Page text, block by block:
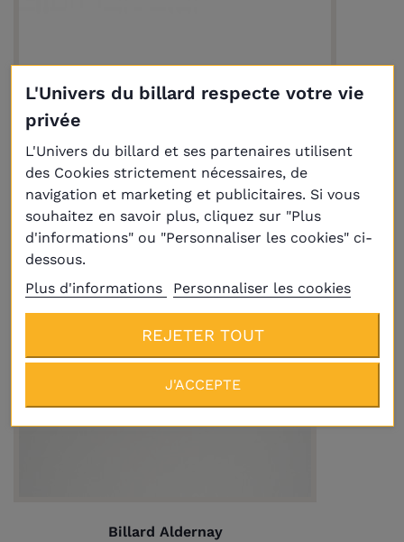
Billard Américain Rasson Modèle Victory
8 250,00 €
Billard Aldernay
L'Univers du billard respecte votre vie
privée
L'Univers du billard et ses partenaires utilisent
des Cookies strictement nécessaires, de
navigation et marketing et publicitaires. Si vous
souhaitez en savoir plus, cliquez sur "Plus
d'informations" ou "Personnaliser les cookies" ci-
dessous.
Plus d'informations
Personnaliser les cookies
REJETER TOUT
J'ACCEPTE